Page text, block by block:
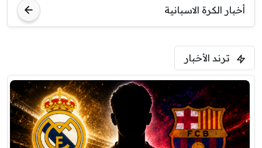
أخبار الكرة الاسبانية
ترند الأخبار